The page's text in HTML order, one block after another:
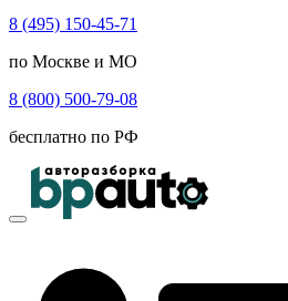
8 (495) 150-45-71
по Москве и МО
8 (800) 500-79-08
бесплатно по РФ